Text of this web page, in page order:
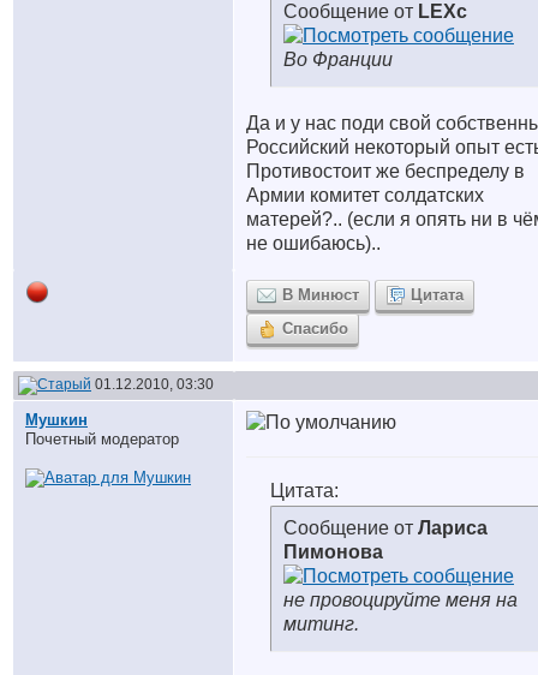
Сообщение от LEXc
Во Франции
Да и у нас поди свой
Российский некоторый опыт
Противостоит же беспределу в
Армии комитет солдатских
матерей?.. (если я опять ни в
не ошибаюсь)..
В Минюст
Цитата
Спасибо
01.12.2010, 03:30
Мушкин
Почетный модератор
Цитата:
Сообщение от Лариса
Пимонова
не провоцируйте меня на
митинг.